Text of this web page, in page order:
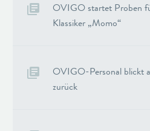
OVIGO startet Proben
Klassiker „Momo“
OVIGO-Personal blickt
zurück